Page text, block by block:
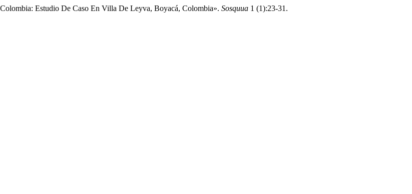
Estudio De Caso En Villa De Leyva, Boyacá, Colombia». Sosquua 1 (1):23-31.